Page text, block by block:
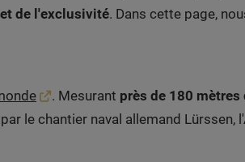
de l'exclusivité. Dans cette page,
. Mesurant près de 180 mètres
le chantier naval allemand Lürssen,